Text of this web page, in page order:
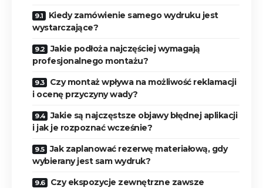
Kiedy zamówienie samego wydruku jest
wystarczające?
Jakie podłoża najczęściej wymagają
profesjonalnego montażu?
Czy montaż wpływa na możliwość reklamacji
i ocenę przyczyny wady?
Jakie są najczęstsze objawy błędnej aplikacji
i jak je rozpoznać wcześnie?
Jak zaplanować rezerwę materiałową, gdy
wybierany jest sam wydruk?
Czy ekspozycje zewnętrzne zawsze